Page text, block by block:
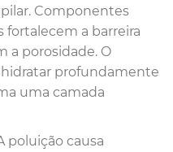
Componentes
fortalecem a barreira
a porosidade. O
profundamente
uma camada
poluição causa